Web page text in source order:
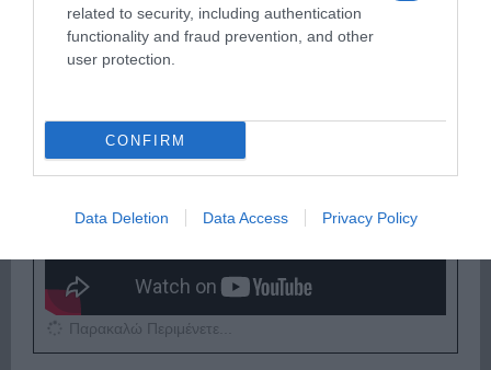
related to security, including authentication
functionality and fraud prevention, and other
user protection.
CONFIRM
Data Deletion Data Access Privacy Policy
ΟΠΟΥ ΚΙ ΑΝ ΠΑΣ – ΟΙΚΟΝΟΜΟΠΟΥΛΟΣ
Παρακαλώ Περιμένετε...